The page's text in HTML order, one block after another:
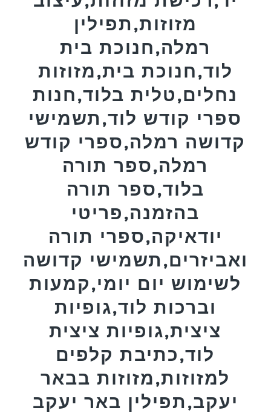
מזוזות,תפילין
רמלה,חנוכת בית
לוד,חנוכת בית,מזוזות
נחלים,טלית בלוד,חנות
ספרי קודש לוד,תשמישי
קדושה רמלה,ספרי קודש
רמלה,ספר תורה
בלוד,ספר תורה
בהזמנה,פריטי
יודאיקה,ספרי תורה
ואביזרים,תשמישי קדושה
לשימוש יום יומי,קמעות
וברכות לוד,גופיות
ציצית,גופיות ציצית
לוד,כתיבת קלפים
למזוזות,מזוזות בבאר
יעקב,תפילין באר יעקב